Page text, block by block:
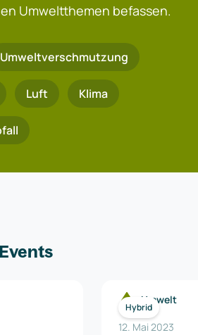
Umweltthemen befassen.
Umweltverschmutzung
Luft Klima
Hybrid
Umwelt
12. Mai 2023